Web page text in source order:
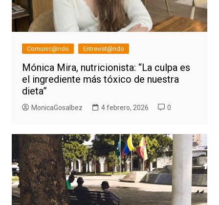
Comunic@ndo Entrevist@ndo
Mónica Mira, nutricionista: “La culpa es
el ingrediente más tóxico de nuestra
dieta”
MonicaGosalbez 4 febrero, 2026 0